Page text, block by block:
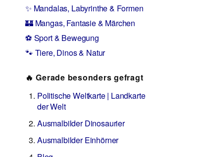
✨ Mandalas, Labyrinthe & Formen
🏰 Mangas, Fantasie & Märchen
⚽ Sport & Bewegung
🐾 Tiere, Dinos & Natur
🔥 Gerade besonders gefragt
Politische Weltkarte | Landkarte
der Welt
Ausmalbilder Dinosaurier
Ausmalbilder Einhörner